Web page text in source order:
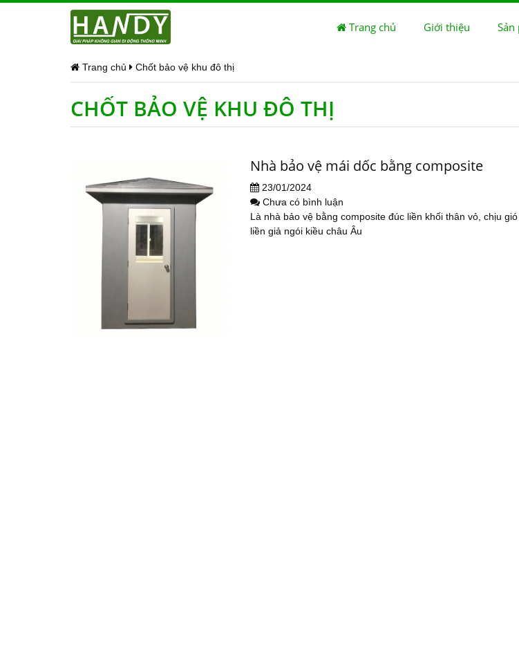
Trang chủ Giới thiệu Sản
Trang chủ Chốt bảo vệ khu đô thị
CHỐT BẢO VỆ KHU ĐÔ THỊ
Nhà bảo vệ mái dốc bằng composite
23/01/2024
Chưa có bình luận
Là nhà bảo vệ bằng composite đúc liền khối thân vỏ, chịu
liền giả ngói kiều châu Âu